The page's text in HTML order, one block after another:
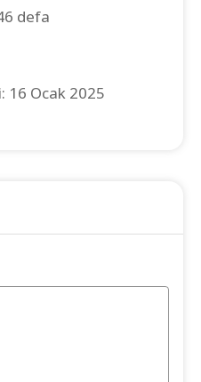
defa
16 Ocak 2025